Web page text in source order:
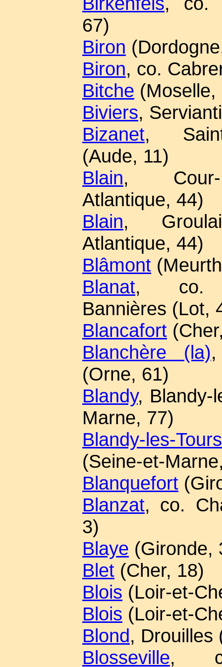
67)
Biron
Biron, co.
Bitche (Moselle,
Biviers,
Bizanet, Saint-
(Aude, 11)
Blain, Cour-
Atlantique, 44)
Blain,
Atlantique, 44)
Blâmont
Blanat, co.
Bannières (Lot,
Blancafort
Blanchère (la)
(Orne, 61)
Blandy, Blandy-
Marne, 77)
Blandy-les-Tours
(Seine-et-
Blanquefort
Blanzat, co.
3)
Blaye (Gironde,
Blet (Cher, 18)
Blois (Loir-et-
Blois (Loir-et-
Blond, Drouilles
Blosseville,